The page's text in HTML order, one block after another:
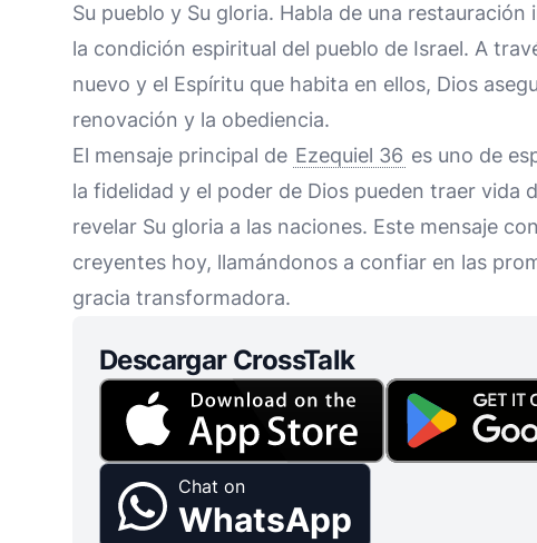
Su pueblo y Su gloria. Habla de una
la condición espiritual del pueblo de Israel. A
nuevo y el Espíritu que habita en ellos, Dios
renovación y la obediencia.
El mensaje principal de Ezequiel 36 es uno de
la fidelidad y el poder de Dios pueden traer vida
revelar Su gloria a las naciones. Este mensaje
creyentes hoy, llamándonos a confiar en las
gracia transformadora.
Descargar CrossTalk
Chat on
WhatsApp